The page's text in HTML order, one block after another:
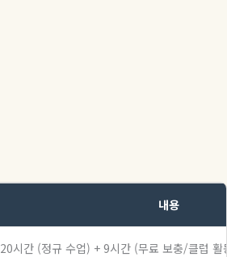
내용
20시간 (정규 수업) + 9시간 (무료 보충/클럽 활